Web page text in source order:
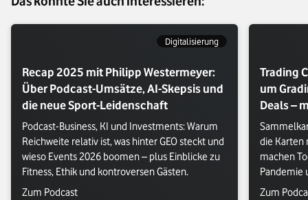
Digitalisierung
Recap 2025 mit Philipp Westermeyer:
Über Podcast-Umsätze, AI-Skepsis und
die neue Sport-Leidenschaft
Podcast-Business, KI und Investments: Warum
Reichweite relativ ist, was hinter GEO steckt und
wieso Events 2026 boomen – plus Einblicke zu
Fitness, Ethik und kontroversen Gästen.
Verlasse Vodafone Webseite: Zum Podcast
Zum Podcast
Trading
um
Deals –
die Karten
machen
Pandemie
besten
Verlasse
Zum